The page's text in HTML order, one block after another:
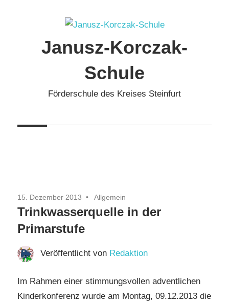
Janusz-Korczak-
Schule
Förderschule des Kreises Steinfurt
15. Dezember 2013 Allgemein
Trinkwasserquelle in der
Primarstufe
Veröffentlicht von Redaktion
Im Rahmen einer stimmungsvollen adventlichen
Kinderkonferenz wurde am Montag, 09.12.2013 die